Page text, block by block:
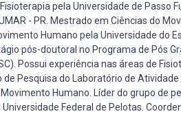
pela Universidade de Passo
- PR. Mestrado em Ciências do
Humano pela Universidade do
pós-doutoral no Programa de Pós
Possui experiência nas áreas de
de Pesquisa do Laboratório de
Humano. Líder do grupo de
Federal de Pelotas.